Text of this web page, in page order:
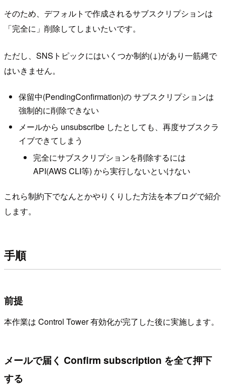
そのため、デフォルトで作成されるサブスクリプションは
「完全に」削除してしまいたいです。
ただし、SNSトピックにはいくつか制約(↓)があり一筋縄で
はいきません。
保留中(PendingConfirmation)の サブスクリプションは
強制的に削除できない
メールから unsubscribe したとしても、再度サブスクラ
イブできてしまう
完全にサブスクリプションを削除するには
API(AWS CLI等) から実行しないといけない
これら制約下でなんとかやりくりした方法を本ブログで紹介
します。
手順
前提
本作業は Control Tower 有効化が完了した後に実施します。
メールで届く Confirm subscription を全て押下
する